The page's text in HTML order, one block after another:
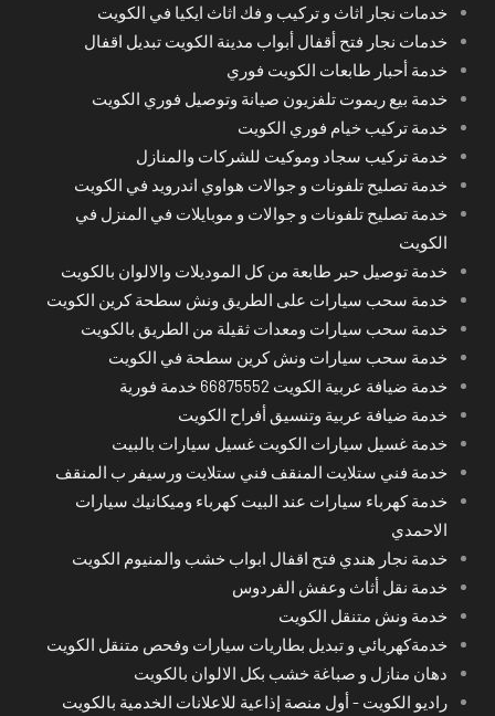
خدمات نجار اثاث و تركيب و فك اثاث ايكيا في الكويت
خدمات نجار فتح أقفال أبواب مدينة الكويت تبديل اقفال
خدمة أحبار طابعات الكويت فوري
خدمة بيع ريموت تلفزيون صيانة وتوصيل فوري الكويت
خدمة تركيب خيام فوري الكويت
خدمة تركيب سجاد وموكيت للشركات والمنازل
خدمة تصليح تلفونات و جوالات هواوي اندرويد في الكويت
خدمة تصليح تلفونات و جوالات و موبايلات في المنزل في
الكويت
خدمة توصيل حبر طابعة من كل الموديلات والالوان بالكويت
خدمة سحب سيارات على الطريق ونش سطحة كرين الكويت
خدمة سحب سيارات ومعدات ثقيلة من الطريق بالكويت
خدمة سحب سيارات ونش كرين سطحة في الكويت
خدمة ضيافة عربية الكويت 66875552 خدمة فورية
خدمة ضيافة عربية وتنسيق أفراح الكويت
خدمة غسيل سيارات الكويت غسيل سيارات بالبيت
خدمة فني ستلايت المنقف فني ستلايت ورسيفر ب المنقف
خدمة كهرباء سيارات عند البيت كهرباء وميكانيك سيارات
الاحمدي
خدمة نجار هندي فتح اقفال ابواب خشب والمنيوم الكويت
خدمة نقل أثاث وعفش الفردوس
خدمة ونش متنقل الكويت
خدمةكهربائي و تبديل بطاريات سيارات وفحص متنقل الكويت
دهان منازل و صباغة خشب بكل الالوان بالكويت
راديو الكويت - أول منصة إذاعية للاعلانات الخدمية بالكويت